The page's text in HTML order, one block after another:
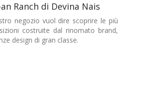
Ranch di Devina Nais
negozio vuol dire scoprire le più
costruite dal rinomato brand,
design di gran classe.